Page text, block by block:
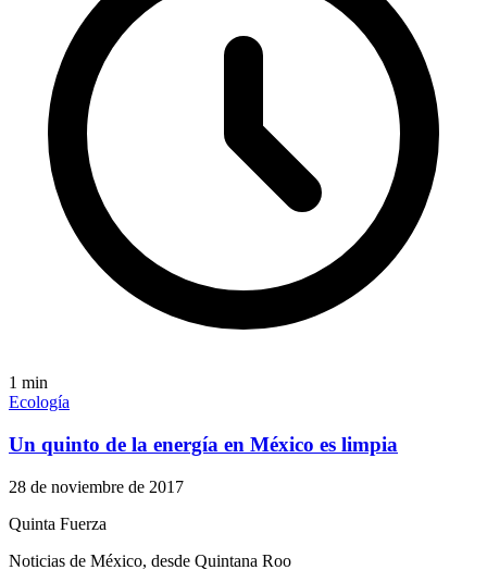
1 min
Ecología
Un quinto de la energía en México es limpia
28 de noviembre de 2017
Quinta Fuerza
Noticias de México, desde Quintana Roo